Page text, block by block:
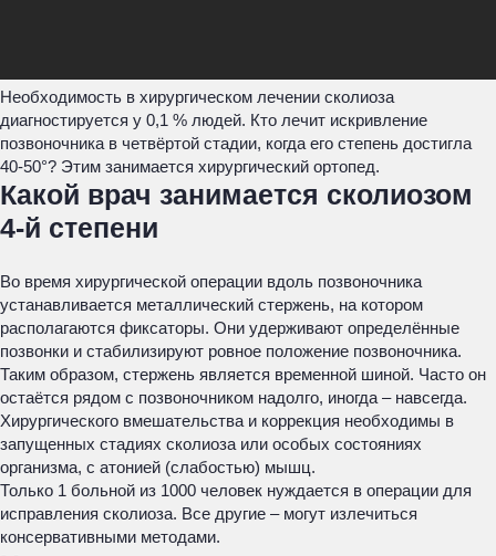
Необходимость в хирургическом лечении сколиоза
диагностируется у 0,1 % людей. Кто лечит искривление
позвоночника в четвёртой стадии, когда его степень достигла
40-50°? Этим занимается хирургический ортопед.
Какой врач занимается сколиозом
4-й степени
Во время хирургической операции вдоль позвоночника
устанавливается металлический стержень, на котором
располагаются фиксаторы. Они удерживают определённые
позвонки и стабилизируют ровное положение позвоночника.
Таким образом, стержень является временной шиной. Часто он
остаётся рядом с позвоночником надолго, иногда – навсегда.
Хирургического вмешательства и коррекция необходимы в
запущенных стадиях сколиоза или особых состояниях
организма, с атонией (слабостью) мышц.
Только 1 больной из 1000 человек нуждается в операции для
исправления сколиоза. Все другие – могут излечиться
консервативными методами.